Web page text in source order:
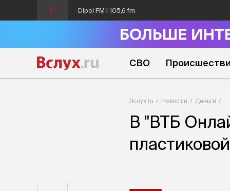
Dipol FM | 105,6 fm
СВО
Вслух.ru Новости Деньги
В "ВТБ